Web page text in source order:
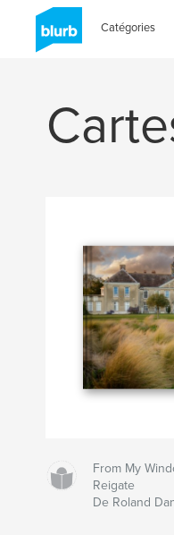
Catégories
From My
Reigate
De Roland